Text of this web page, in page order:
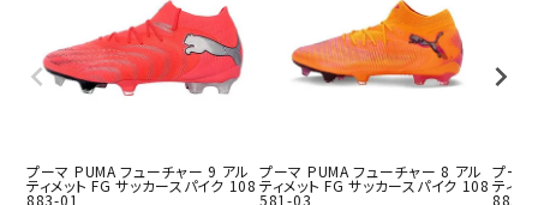
プーマ PUMA フューチャー 9 アル
ティメット FG サッカースパイク 108
883-01
プーマ PUMA フューチャー 8 アル
ティメット FG サッカースパイク 108
581-03
プー
ティメ
883-